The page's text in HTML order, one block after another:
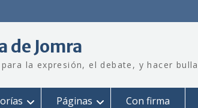
de Jomra
la expresión, el debate, y hacer
Páginas Con firma